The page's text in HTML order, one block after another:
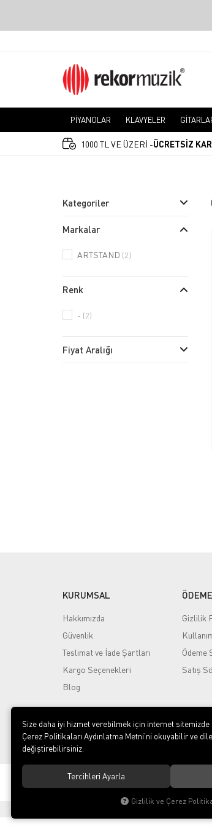
PİYANOLAR KLAVYELER
1000 TL VE ÜZERİ -ÜCRETSİZ
Kategoriler
Markalar
ARTSTAND (2)
Renk
- (2)
Fiyat Aralığı
KURUMSAL
Hakkımızda
Güvenlik
Teslimat ve İade Şartları
Kargo Seçenekleri
Blog
ÖDEME
Gizlilik
Ödeme
Satış
© 2020Rekor Müzik
Size daha iyi hizmet verebilmek için internet sitemizde
Çerez Politikaları Aydınlatma Metni’ni okuyabilir ve
değiştirebilirsiniz.
Tercihleri Ayarla
Gizlilik ve Çerez